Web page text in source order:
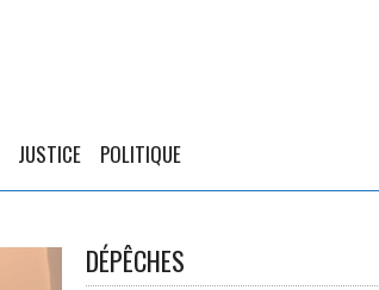
JUSTICE POLITIQUE
DÉPÊCHES